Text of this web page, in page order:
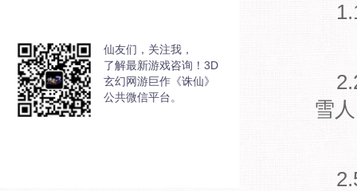
仙友们，关注我，
了解最新游戏咨询！3D
玄幻网游巨作《诛仙》
公共微信平台。
雪